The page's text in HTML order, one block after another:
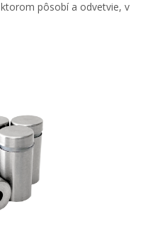
pôsobí a odvetvie, v